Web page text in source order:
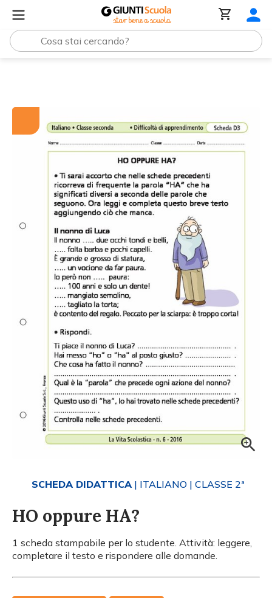
SCHEDA DIDATTICA | ITALIANO | CLASSE 2ª
HO oppure HA?
1 scheda stampabile per lo studente. Attività: leggere,
completare il testo e rispondere alle domande.